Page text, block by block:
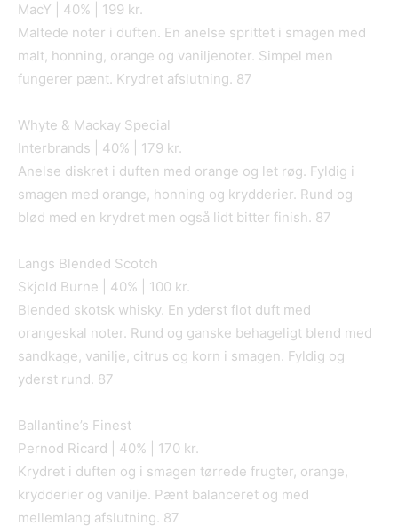
MacY | 40% | 199 kr.
Maltede noter i duften. En anelse sprittet i smagen med
malt, honning, orange og vaniljenoter. Simpel men
fungerer pænt. Krydret afslutning. 87
Whyte & Mackay Special
Interbrands | 40% | 179 kr.
Anelse diskret i duften med orange og let røg. Fyldig i
smagen med orange, honning og krydderier. Rund og
blød med en krydret men også lidt bitter finish. 87
Langs Blended Scotch
Skjold Burne | 40% | 100 kr.
Blended skotsk whisky. En yderst flot duft med
orangeskal noter. Rund og ganske behageligt blend med
sandkage, vanilje, citrus og korn i smagen. Fyldig og
yderst rund. 87
Ballantine’s Finest
Pernod Ricard | 40% | 170 kr.
Krydret i duften og i smagen tørrede frugter, orange,
krydderier og vanilje. Pænt balanceret og med
mellemlang afslutning. 87